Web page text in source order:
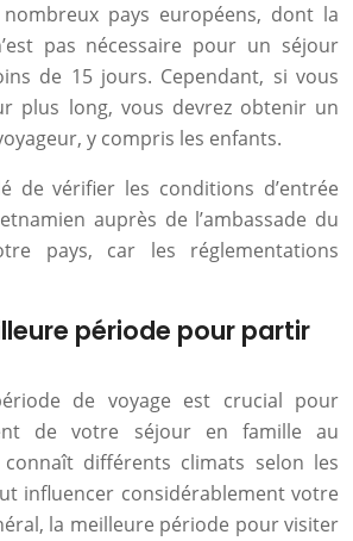
pays européens, dont la
pas nécessaire pour un séjour
de 15 jours. Cependant, si vous
plus long, vous devrez obtenir un
y compris les enfants.
de vérifier les conditions d’entrée
auprès de l’ambassade du
pays, car les réglementations
période pour partir
de voyage est crucial pour
de votre séjour en famille au
différents climats selon les
influencer considérablement votre
la meilleure période pour visiter